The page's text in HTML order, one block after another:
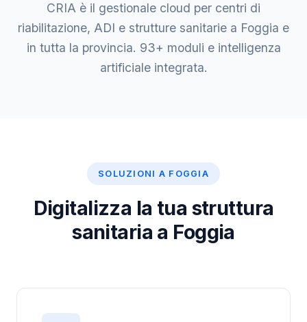
CRIA è il gestionale cloud per centri di
riabilitazione, ADI e strutture sanitarie a Foggia e
in tutta la provincia. 93+ moduli e intelligenza
artificiale integrata.
SOLUZIONI A FOGGIA
Digitalizza la tua struttura
sanitaria a Foggia